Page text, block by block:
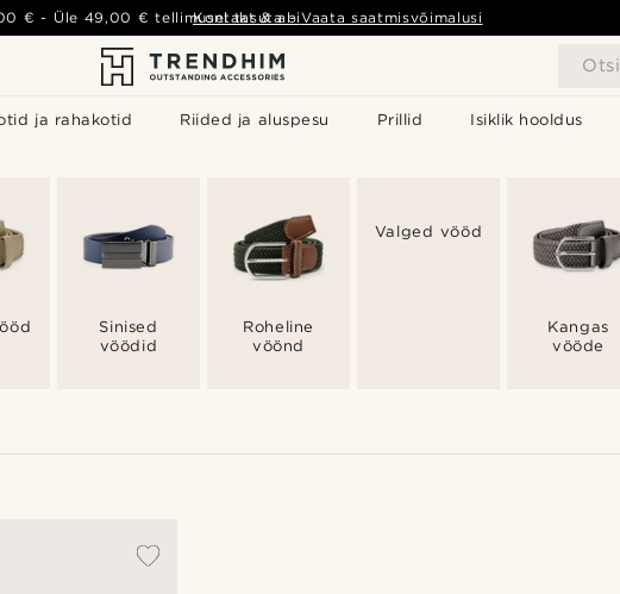
Otsi
ja rahakotid Riided ja aluspesu Prillid Isiklik hooldus
€ - Üle 49,00 € tellimusel tasuta- Vaata saatmisvõimalusi
Kontakt & abi
Sinised
vöödid
Roheline
vöönd
Valged vööd
Kangas
vööde